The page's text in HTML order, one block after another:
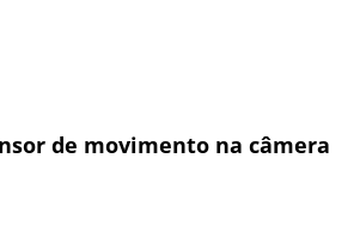
de movimento na câmera